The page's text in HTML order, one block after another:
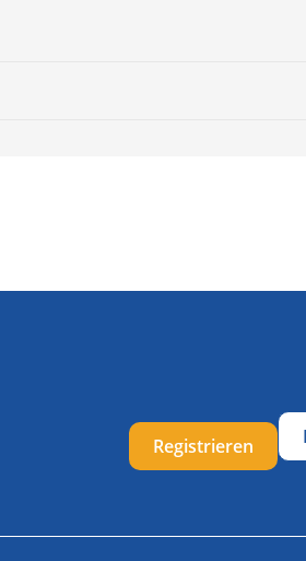
Registrieren